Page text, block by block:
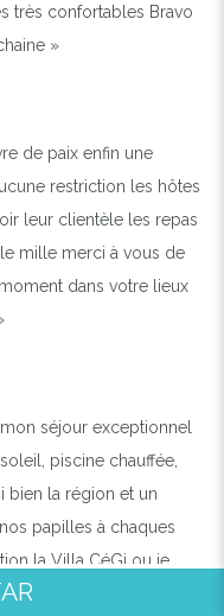
très confortables Bravo
»
de paix enfin une
restriction les hôtes
leur clientèle les repas
mille merci à vous de
dans votre lieux
séjour exceptionnel
piscine chauffée,
bien la région et un
papilles à chaques
la Villa CéGi ou je
idilique et